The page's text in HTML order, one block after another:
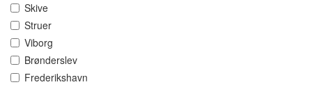
Skive
Struer
Viborg
Brønderslev
Frederikshavn